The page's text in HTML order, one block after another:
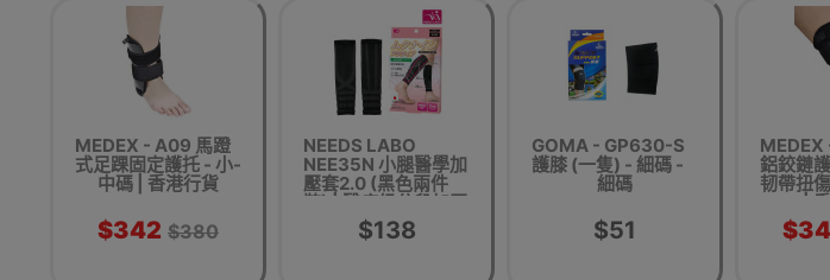
MEDEX - A09 馬蹬
式足踝固定護托 - 小-
中碼 | 香港行貨
$342 $380
NEEDS LABO
NEE35N 小腿醫學加
壓套2.0 (黑色兩件
裝) | 醫療級分段加壓
| 促進血液循環去除
水腫 | 香港行貨
$138
GOMA - GP630-S
護膝 (一隻) - 細碼 -
細碼
$51
MEDEX
鋁鉸鏈
韧帶扭
|